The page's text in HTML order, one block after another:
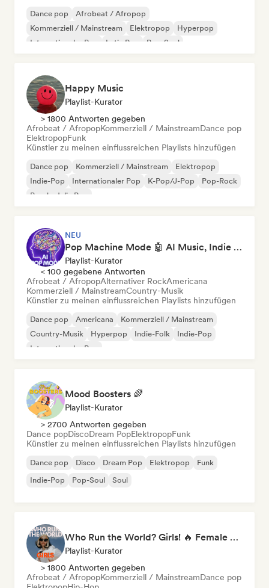
Dance pop
Afrobeat / Afropop
Kommerziell / Mainstream
Elektropop
Hyperpop
Internationaler Pop
Latin Pop Pop-Soul
Happy Music
Playlist-Kurator
> 1800 Antworten gegeben
Afrobeat / AfropopKommerziell / MainstreamDance pop
ElektropopFunk
Künstler zu meinen einflussreichen Playlists hinzufügen
Dance pop Kommerziell / Mainstream
Elektropop
Indie-Pop
Internationaler Pop K-Pop/J-Pop
Pop-Rock
Psychedelic Pop
NEU
Pop Machine Mode 🤖 AI Music, Indie Pop & Dream Pop
Playlist-Kurator
< 100 gegebene Antworten
Afrobeat / AfropopAlternativer RockAmericana
Kommerziell / MainstreamCountry-Musik
Künstler zu meinen einflussreichen Playlists hinzufügen
Dance pop Americana
Kommerziell / Mainstream
Country-Musik
Hyperpop Indie-Folk
Indie-Pop
Internationaler Pop
Mood Boosters 🌈
Playlist-Kurator
> 2700 Antworten gegeben
Dance popDiscoDream PopElektropopFunk
Künstler zu meinen einflussreichen Playlists hinzufügen
Dance pop Disco Dream Pop Elektropop
Funk
Indie-Pop
Pop-Soul Soul
Who Run the World? Girls! 🔥 Female Empowerment Pop & Girl-Power Anthems
Playlist-Kurator
> 1800 Antworten gegeben
Afrobeat / AfropopKommerziell / MainstreamDance pop